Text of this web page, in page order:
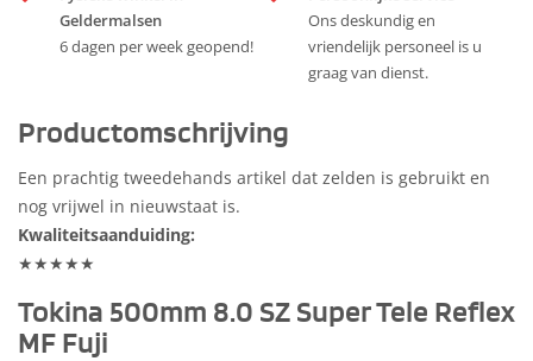
Geldermalsen
6 dagen per week geopend!
Ons deskundig en
vriendelijk personeel is u
graag van dienst.
Productomschrijving
Een prachtig tweedehands artikel dat zelden is gebruikt en
nog vrijwel in nieuwstaat is.
Kwaliteitsaanduiding:
★★★★★
Tokina 500mm 8.0 SZ Super Tele Reflex
MF Fuji